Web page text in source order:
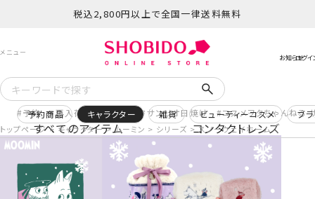
税込2,800円以上で全国一律送料無料
予約 再入荷 ヒロアカ サンリオ日焼け コスメヲタちゃんねる
すべてのアイテム コンタクトレンズ
予約商品 キャラクター 雑貨 ビューティーコスメ ブ
トップページ キャラクター ムーミン シリーズ スノーウェイホーム